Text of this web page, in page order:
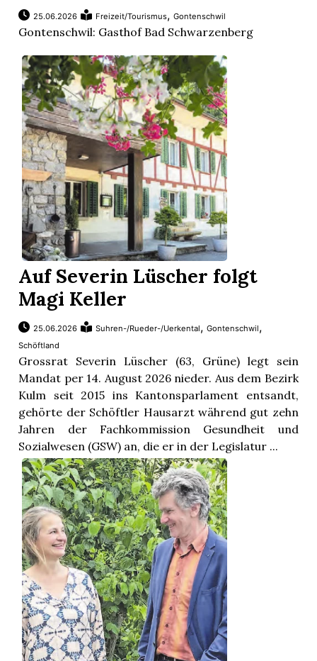
25.06.2026 Freizeit/Tourismus,Gontenschwil
Gontenschwil: Gasthof Bad Schwarzenberg
Auf Severin Lüscher folgt
Magi Keller
25.06.2026 Suhren-/Rueder-/Uerkental,Gontenschwil,
Schöftland
Grossrat Severin Lüscher (63, Grüne) legt sein
Mandat per 14. August 2026 nieder. Aus dem Bezirk
Kulm seit 2015 ins Kantonsparlament entsandt,
gehörte der Schöftler Hausarzt während gut zehn
Jahren der Fachkommission Gesundheit und
Sozialwesen (GSW) an, die er in der Legislatur ...